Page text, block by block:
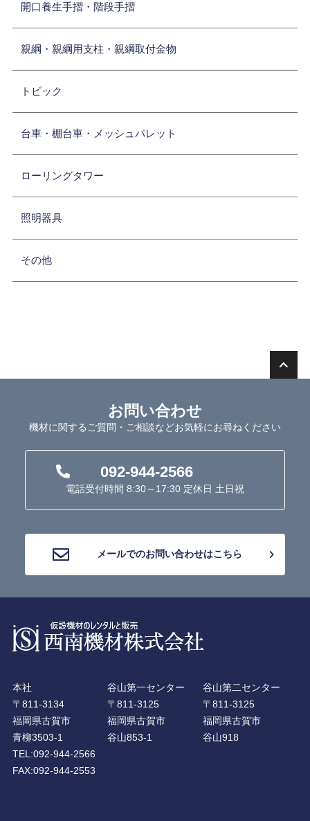
開口養生手摺・階段手摺
親綱・親綱用支柱・親綱取付金物
トビック
台車・棚台車・メッシュパレット
ローリングタワー
照明器具
その他
お問い合わせ
機材に関するご質問・ご相談などお気軽にお尋ねください
092-944-2566
電話受付時間 8:30～17:30 定休日 土日祝
メールでのお問い合わせはこちら
本社
〒811-3134
福岡県古賀市
青柳3503-1
TEL:092-944-2566
FAX:092-944-2553
谷山第一センター
〒811-3125
福岡県古賀市
谷山853-1
谷山第二センター
〒811-3125
福岡県古賀市
谷山918